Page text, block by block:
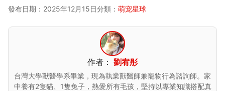
發布日期：2025年12月15日分類： 萌宠星球
作者： 劉宥彤
台灣大學獸醫學系畢業，現為執業獸醫師兼寵物行為諮詢師。家
中養有2隻貓、1隻兔子，熱愛所有毛孩，堅持以專業知識搭配真